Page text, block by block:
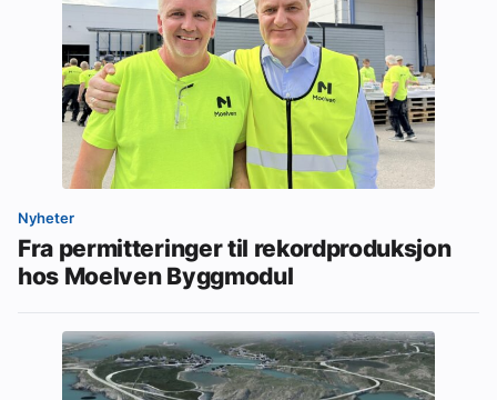
Nyheter
Fra permitteringer til rekordproduksjon
hos Moelven Byggmodul